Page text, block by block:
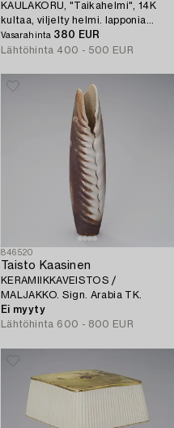
KAULAKORU, "Taikahelmi", 14K
kultaa, viljelty helmi. lapponia
1968.
Vasarahinta 380 EUR
Lähtöhinta 400 - 500 EUR
846520
Taisto Kaasinen
KERAMIIKKAVEISTOS /
MALJAKKO. Sign. Arabia TK.
Ei myyty
Lähtöhinta 600 - 800 EUR